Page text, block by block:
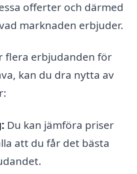
offerter och därmed
marknaden erbjuder.
flera erbjudanden för
kan du dra nytta av
Du kan jämföra priser
att du får det bästa